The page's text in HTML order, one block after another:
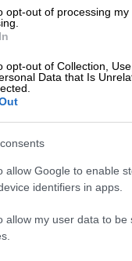
opt-out of processing
opt-out of Collection,
Data that Is
allow Google to enable
identifiers in apps.
allow my user data to
επίκεντρο το
του «The
σε
Eisenberg)
Facebookαπό
δολάρια
Όσκαρ και